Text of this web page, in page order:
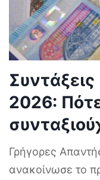
2026:
Γρήγορες
ανακοίνωσε το